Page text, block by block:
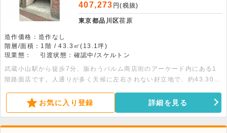
407,273 円(税抜)
東京都品川区荏原
造作価格：造作なし
階層/面積：1階 / 43.3㎡(13.1坪)
現業態：
引渡状態：確認中/スケルトン
武蔵小山駅から徒歩7分、賑わうパルム商店街のアーケード内にある1
階路面店です。人通りが多く天候に左右されない好立地で、約43.30平
ください。 お気に入り登録 詳細を見る